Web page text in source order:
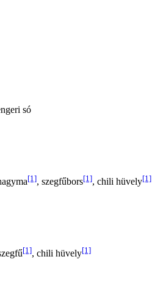
só
[1], szegfűbors[1], chili hüvely[1]
[1], chili hüvely[1]